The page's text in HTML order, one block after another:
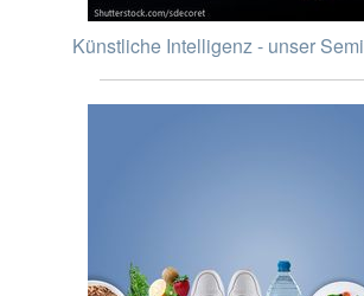
Künstliche Intelligenz - unser